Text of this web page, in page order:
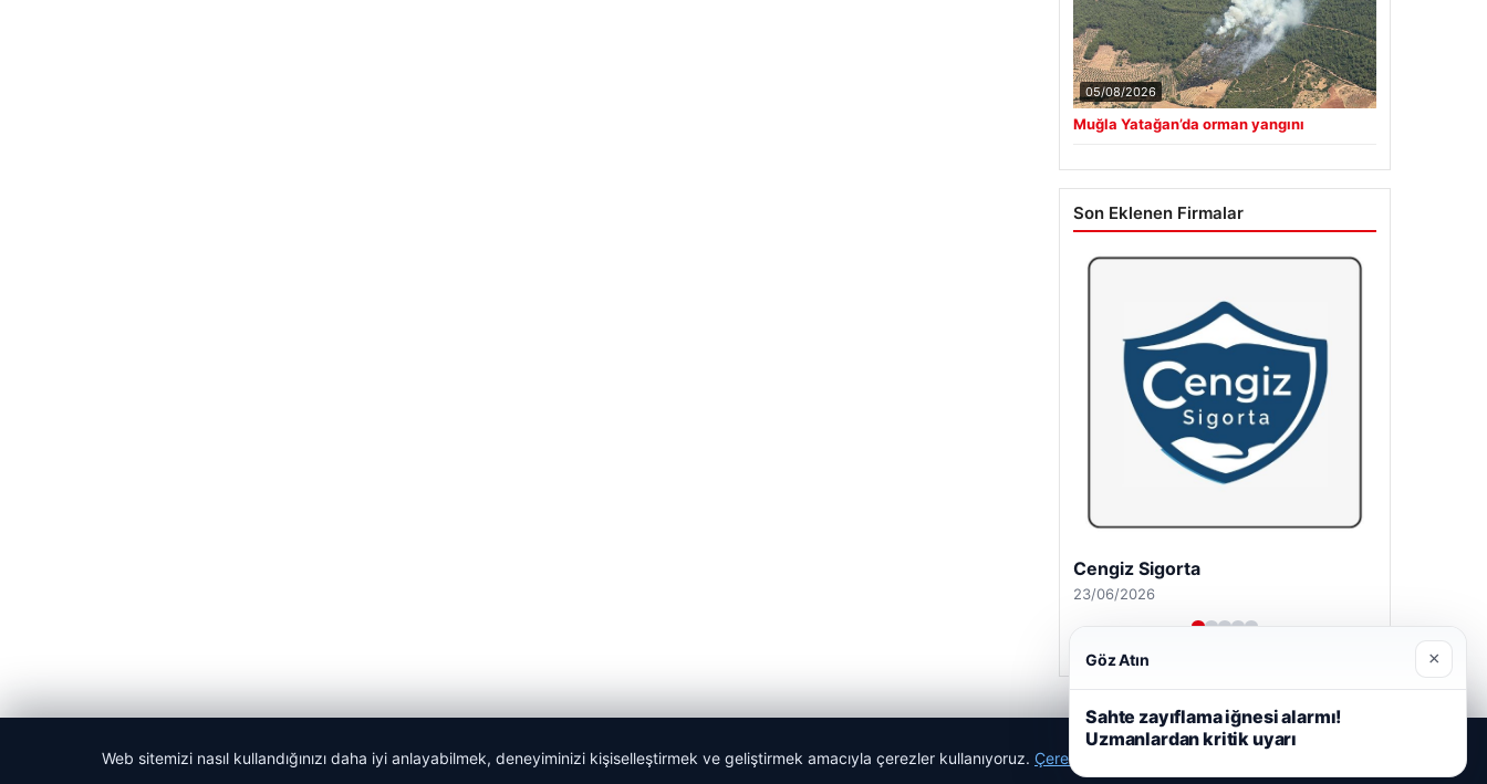
05/08/2026
Muğla Yatağan’da orman yangını
Son Eklenen Firmalar
Cengiz Sigorta
23/06/2026
© 2026 Habercin – Güncel Haberler
Web sitemizi nasıl kullandığınızı daha iyi anlayabilmek, deneyiminizi kişiselleştirmek ve geliştirmek amacıyla çerezler kullanıyoruz. Çerez Politikamız
Göz Atın ×
Sahte zayıflama iğnesi alarmı!
Uzmanlardan kritik uyarı